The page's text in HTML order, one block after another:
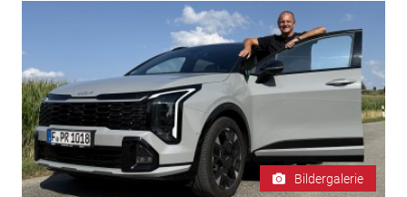
Bildergalerie